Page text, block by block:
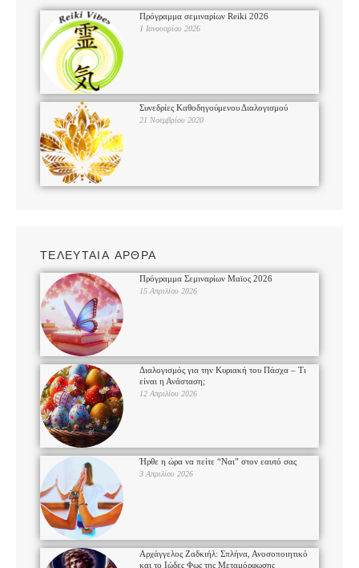
Πρόγραμμα σεμιναρίων Reiki 2026
1 Ιανουαρίου 2026
Συνεδρίες Καθοδηγούμενου Διαλογισμού
21 Νοεμβρίου 2020
ΤΕΛΕΥΤΑΙΑ ΑΡΘΡΑ
Πρόγραμμα Σεμιναρίων Μαϊος 2026
15 Απριλίου 2026
Διαλογισμός για την Κυριακή του Πάσχα – Τι
είναι η Ανάσταση;
12 Απριλίου 2026
Ήρθε η ώρα να πείτε “Ναι” στον εαυτό σας
3 Απριλίου 2026
Αρχάγγελος Ζαδκιήλ: Σπλήνα, Ανοσοποιητικό
και το Ιώδες Φως της Μεταμόρφωσης